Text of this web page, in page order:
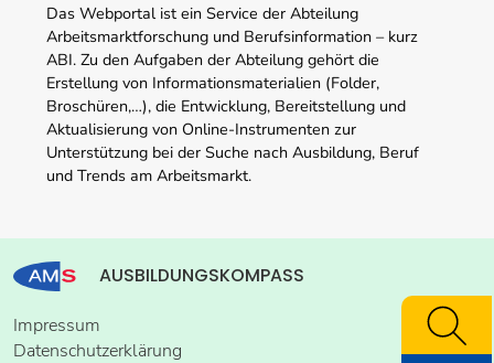
Das Webportal ist ein Service der Abteilung
Arbeitsmarktforschung und Berufsinformation – kurz
ABI. Zu den Aufgaben der Abteilung gehört die
Erstellung von Informationsmaterialien (Folder,
Broschüren,…), die Entwicklung, Bereitstellung und
Aktualisierung von Online-Instrumenten zur
Unterstützung bei der Suche nach Ausbildung, Beruf
und Trends am Arbeitsmarkt.
AUSBILDUNGSKOMPASS
Impressum
Datenschutzerklärung